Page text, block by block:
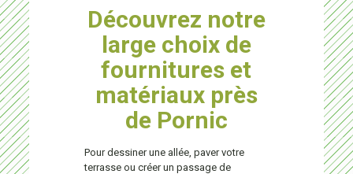
Découvrez notre
large choix de
fournitures et
matériaux près
de Pornic
Pour dessiner une allée, paver votre
terrasse ou créer un passage de